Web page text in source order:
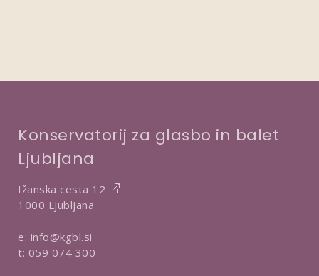
Konservatorij za glasbo in balet
Ljubljana
Ižanska cesta 12
1000 Ljubljana
e: info@kgbl.si
t: 059 074 300